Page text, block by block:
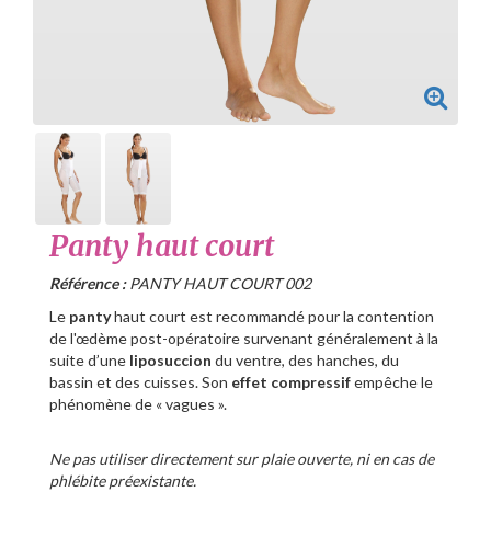
Panty haut court
Référence :PANTY HAUT COURT 002
Le pantyhaut court est recommandé pour la contention
de l'œdème post-opératoire survenant généralement à la
suite d’une liposuccion du ventre, des hanches, du
bassin et des cuisses. Son effet compressifempêche le
phénomène de « vagues ».
Ne pas utiliser directement sur plaie ouverte, ni en cas de
phlébite préexistante.